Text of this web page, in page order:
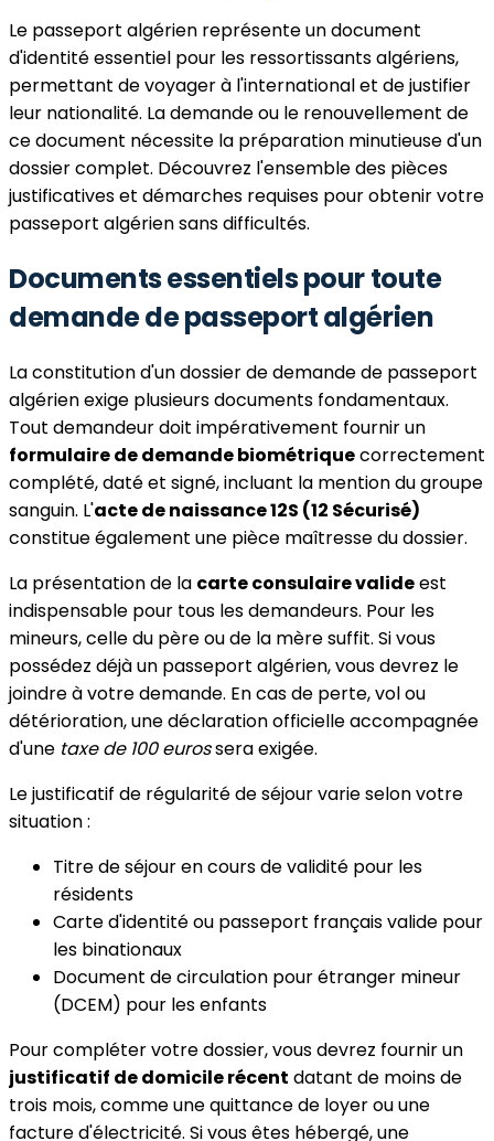
Le passeport algérien représente un document
d'identité essentiel pour les ressortissants algériens,
permettant de voyager à l'international et de justifier
leur nationalité. La demande ou le renouvellement de
ce document nécessite la préparation minutieuse d'un
dossier complet. Découvrez l'ensemble des pièces
justificatives et démarches requises pour obtenir votre
passeport algérien sans difficultés.
Documents essentiels pour toute
demande de passeport algérien
La constitution d'un dossier de demande de passeport
algérien exige plusieurs documents fondamentaux.
Tout demandeur doit impérativement fournir un
formulaire de demande biométriquecorrectement
complété, daté et signé, incluant la mention du groupe
sanguin. L'acte de naissance 12S (12 Sécurisé)
constitue également une pièce maîtresse du dossier.
La présentation de la carte consulaire valideest
indispensable pour tous les demandeurs. Pour les
mineurs, celle du père ou de la mère suffit. Si vous
possédez déjà un passeport algérien, vous devrez le
joindre à votre demande. En cas de perte, vol ou
détérioration, une déclaration officielle accompagnée
d'une taxe de 100 eurossera exigée.
Le justificatif de régularité de séjour varie selon votre
situation :
Titre de séjour en cours de validité pour les
résidents
Carte d'identité ou passeport français valide pour
les binationaux
Document de circulation pour étranger mineur
(DCEM) pour les enfants
Pour compléter votre dossier, vous devrez fournir un
justificatif de domicile récent datant de moins de
trois mois, comme une quittance de loyer ou une
facture d'électricité. Si vous êtes hébergé, une